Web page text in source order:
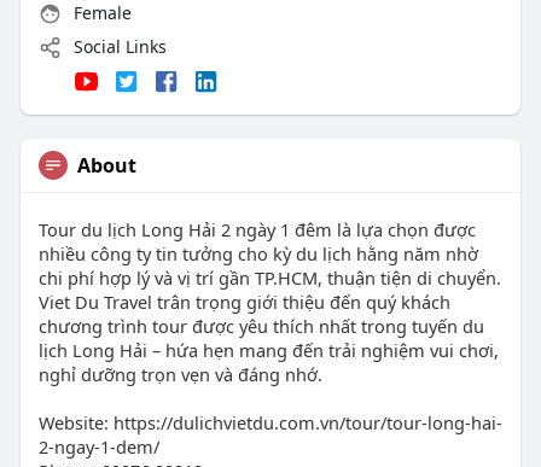
Female
Social Links
About
Tour du lịch Long Hải 2 ngày 1 đêm là lựa chọn được
nhiều công ty tin tưởng cho kỳ du lịch hằng năm nhờ
chi phí hợp lý và vị trí gần TP.HCM, thuận tiện di chuyển.
Viet Du Travel trân trọng giới thiệu đến quý khách
chương trình tour được yêu thích nhất trong tuyến du
lịch Long Hải – hứa hẹn mang đến trải nghiệm vui chơi,
nghỉ dưỡng trọn vẹn và đáng nhớ.
Website: https://dulichvietdu.com.vn/tour/tour-long-hai-
2-ngay-1-dem/